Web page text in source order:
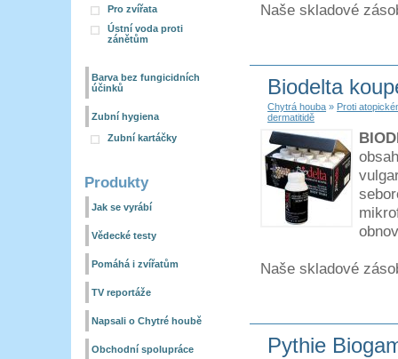
Pro zvířata
Ústní voda proti
zánětům
Barva bez fungicidních
účinků
Zubní hygiena
Zubní kartáčky
Produkty
Jak se vyrábí
Vědecké testy
Pomáhá i zvířatům
TV reportáže
Napsali o Chytré houbě
Obchodní spolupráce
Naše skladové
Biodelta
Chytrá houba » Proti
dermatitidě
Naše skladové
Pythie